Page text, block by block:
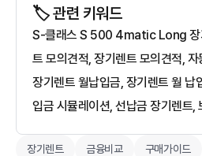
🏷️ 관련 키워드
S-클래스 S 500 4matic Long 장
트 모의견적, 장기렌트 모의견적, 자
장기렌트 월납입금, 장기렌트 월 납
입금 시뮬레이션, 선납금 장기렌트,
장기렌트 금융비교 구매가이드